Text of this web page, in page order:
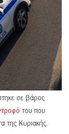
σε βάρος
του που
της Κυριακής.